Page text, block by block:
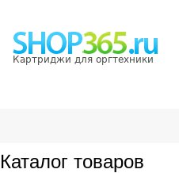
Картриджи для оргтехники
Каталог товаров